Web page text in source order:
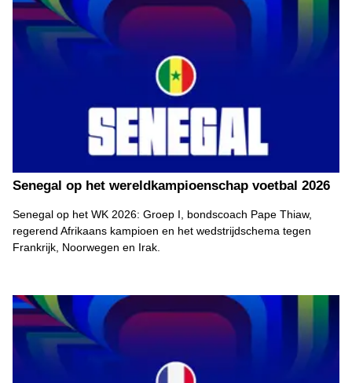
Senegal op het wereldkampioenschap voetbal 2026
Senegal op het WK 2026: Groep I, bondscoach Pape Thiaw,
regerend Afrikaans kampioen en het wedstrijdschema tegen
Frankrijk, Noorwegen en Irak.